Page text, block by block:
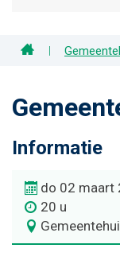
Home
Informatie
do 02 maart
20 u